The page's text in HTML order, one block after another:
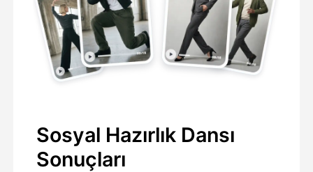
Sosyal Hazırlık Dansı
Sonuçları